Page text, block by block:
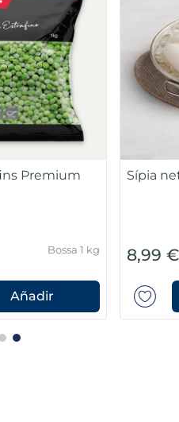
Premium
Bossa 1 kg
Añadir
Sípia
8,99 €